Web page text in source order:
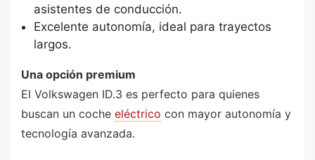
asistentes de conducción.
Excelente autonomía, ideal para trayectos
largos.
Una opción premium
El Volkswagen ID.3 es perfecto para quienes
buscan un coche eléctrico con mayor autonomía y
tecnología avanzada.